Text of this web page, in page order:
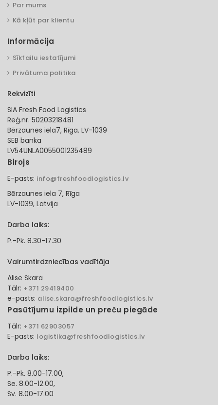
Par mums
Kā kļūt par klientu
Informācija
Sīkfailu iestatījumi
Privātuma politika
Rekvizīti
SIA Fresh Food Logistics
Reģ.nr. 50203218481
Bērzaunes iela7, Rīga. LV-1039
SEB banka
LV54UNLA0055001235489
Birojs
E-pasts: info@freshfoodlogistics.lv
Bērzaunes iela 7, Rīga
LV-1039, Latvija
Darba laiks:
P.-Pk. 8.30-17.30
Vairumtirdzniecības vadītāja
Alise Skara
Tālr: +371 29419400
e-pasts: alise.skara@freshfoodlogistics.lv
Pasūtījumu izpilde un preču piegāde
Tālr: +371 62903057
E-pasts: logistika@freshfoodlogistics.lv
Darba laiks:
P.-Pk. 8.00-17.00,
Se. 8.00-12.00,
Sv. 8.00-17.00